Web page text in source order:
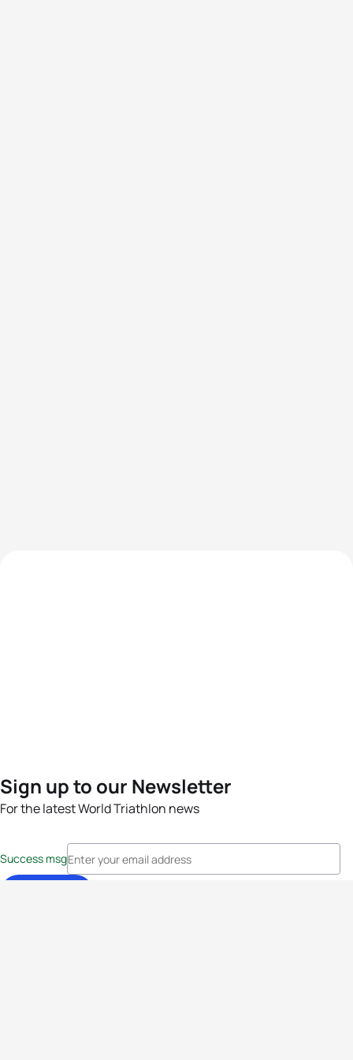
Sign up to our Newsletter
For the latest World Triathlon news
Success msg